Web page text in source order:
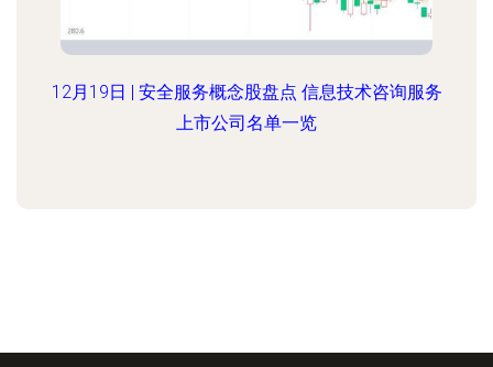
12月19日 | 安全服务概念股盘点 信息技术咨询服务
上市公司名单一览